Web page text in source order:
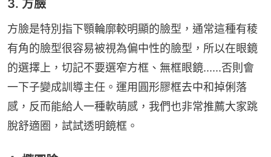
3. 方臉
方臉是特別指下顎輪廓較明顯的臉型，通常這種有稜
有角的臉型很容易被視為偏中性的臉型，所以在眼鏡
的選擇上，切記不要選窄方框、無框眼鏡......否則會
一下子變成訓導主任。運用圓形膠框去中和掉俐落
感，反而能給人一種軟萌感，我們也非常推薦大家跳
脫舒適圈，試試透明鏡框。